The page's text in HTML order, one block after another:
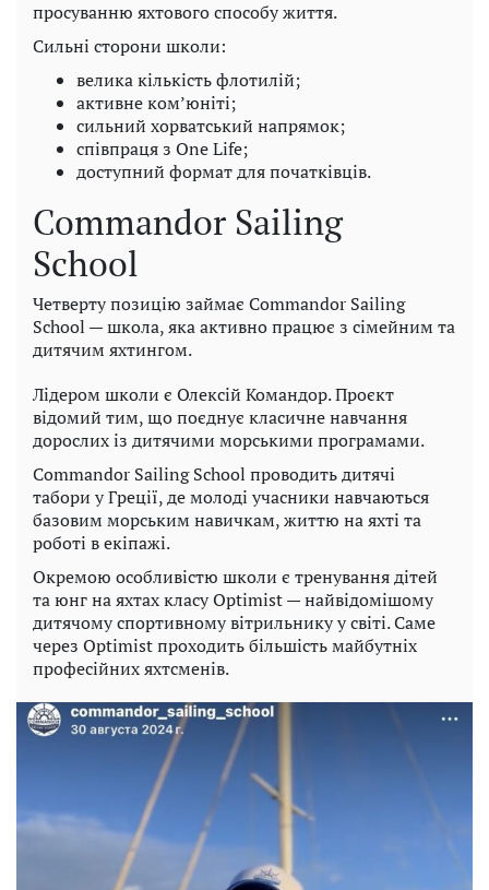
просуванню яхтового способу життя.
Сильні сторони школи:
велика кількість флотилій;
активне ком’юніті;
сильний хорватський напрямок;
співпраця з One Life;
доступний формат для початківців.
Commandor Sailing
School
Четверту позицію займає Commandor Sailing
School — школа, яка активно працює з сімейним та
дитячим яхтингом.
Лідером школи є Олексій Командор. Проєкт
відомий тим, що поєднує класичне навчання
дорослих із дитячими морськими програмами.
Commandor Sailing School проводить дитячі
табори у Греції, де молоді учасники навчаються
базовим морським навичкам, життю на яхті та
роботі в екіпажі.
Окремою особливістю школи є тренування дітей
та юнг на яхтах класу Optimist — найвідомішому
дитячому спортивному вітрильнику у світі. Саме
через Optimist проходить більшість майбутніх
професійних яхтсменів.